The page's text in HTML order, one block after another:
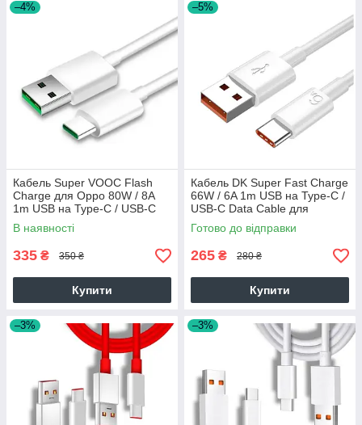
–4%
Кабель Super VOOC Flash
Charge для Oppo 80W / 8A
1m USB на Type-C / USB-C
(QC03) (white)
В наявності
335 ₴ 350 ₴
Купити
–5%
Кабель DK Super Fast Charge
66W / 6A 1m USB на Type-C /
USB-C Data Cable для
Huawei (white)
Готово до відправки
265 ₴ 280 ₴
Купити
–3% –3%